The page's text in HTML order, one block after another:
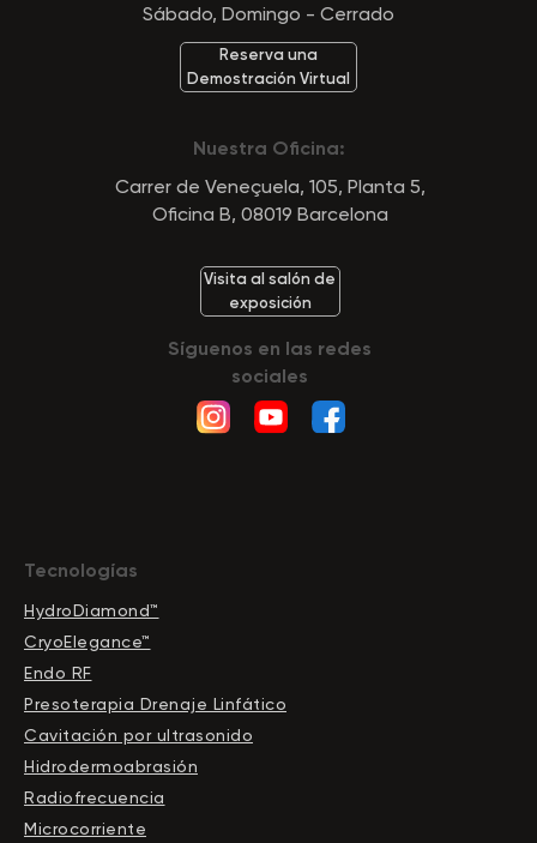
Sábado, Domingo - Cerrado
Nuestra Oficina:
Carrer de Veneçuela, 105, Planta 5,
Oficina B, 08019 Barcelona
Reserva una
Demostración Virtual
Visita al salón de
exposición
Síguenos en las redes
sociales
Tecnologías
HydroDiamond™
CryoElegance™
Endo RF
Presoterapia Drenaje Linfático
Cavitación por ultrasonido
Hidrodermoabrasión
Radiofrecuencia
Microcorriente